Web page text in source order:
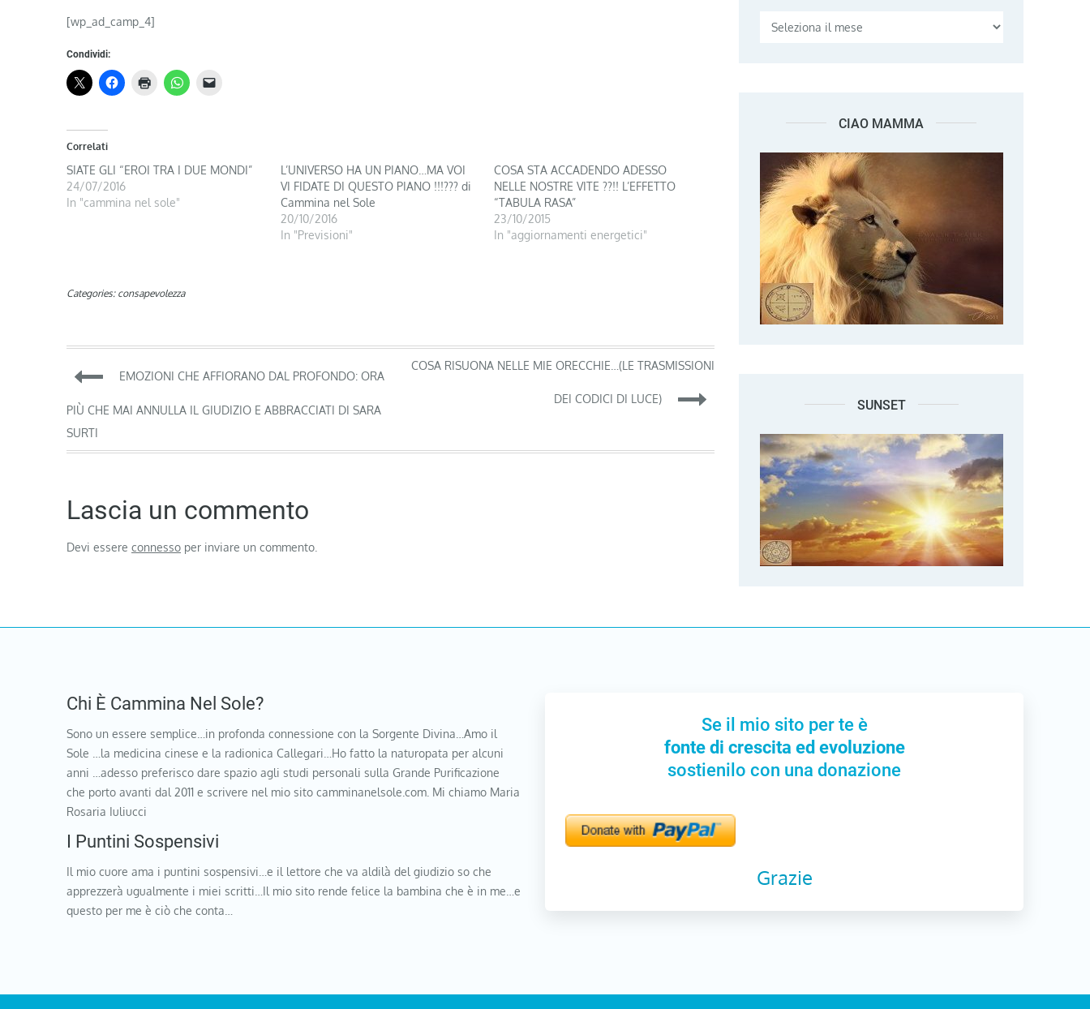
[wp_ad_camp_4]
Condividi:
Correlati
SIATE GLI “EROI TRA I DUE MONDI”
24/07/2016
In "cammina nel sole"
L’UNIVERSO HA UN PIANO…MA VOI
VI FIDATE DI QUESTO PIANO !!!??? di
Cammina nel Sole
20/10/2016
In "Previsioni"
COSA STA ACCADENDO ADESSO
NELLE NOSTRE VITE ??!! L’EFFETTO
“TABULA RASA”
23/10/2015
In "aggiornamenti energetici"
Categories: consapevolezza
Navigazione
articoli
EMOZIONI CHE AFFIORANO DAL PROFONDO: ORA
PIÙ CHE MAI ANNULLA IL GIUDIZIO E ABBRACCIATI DI SARA
SURTI
COSA RISUONA NELLE MIE ORECCHIE…(LE TRASMISSIONI
DEI CODICI DI LUCE)
Lascia un commento
Devi essere connesso per inviare un commento.
CIAO MAMMA
SUNSET
Chi È Cammina Nel Sole?
Sono un essere semplice…in profonda connessione con la Sorgente Divina…Amo il
Sole …la medicina cinese e la radionica Callegari…Ho fatto la naturopata per alcuni
anni …adesso preferisco dare spazio agli studi personali sulla Grande Purificazione
che porto avanti dal 2011 e scrivere nel mio sito camminanelsole.com. Mi chiamo Maria
Rosaria Iuliucci
I Puntini Sospensivi
Il mio cuore ama i puntini sospensivi…e il lettore che va aldilà del giudizio so che
apprezzerà ugualmente i miei scritti…Il mio sito rende felice la bambina che è in me…e
questo per me è ciò che conta…
Se il mio sito per te è
fonte di crescita ed evoluzione
sostienilo con una donazione
Grazie